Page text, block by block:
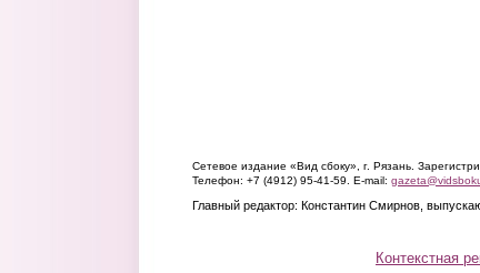
Сетевое издание «Вид сбоку», г. Рязань.
Телефон: +7 (4912) 95-41-59. E-mail:
Главный редактор: Константин Смирнов,
Контекстная